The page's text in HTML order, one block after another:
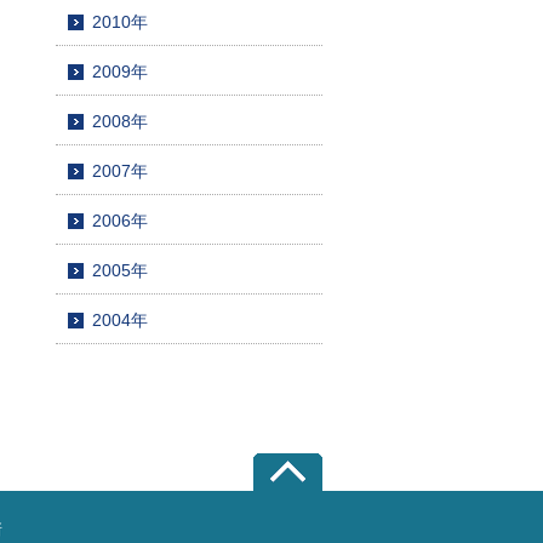
2010年
2009年
2008年
2007年
2006年
2005年
2004年